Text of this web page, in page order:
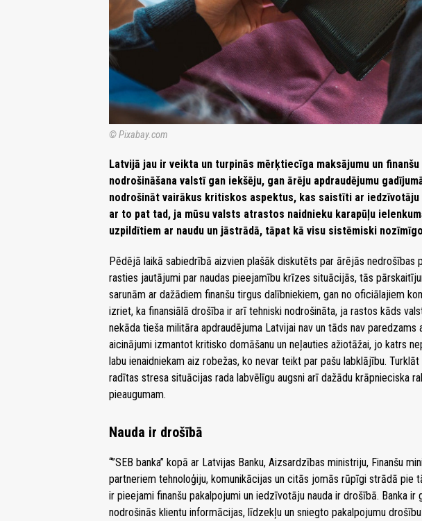
© Pixabay.com
Latvijā jau ir veikta un turpinās mērķtiecīga maksājumu un
nodrošināšana valstī gan iekšēju, gan ārēju apdraudējumu
nodrošināt vairākus kritiskos aspektus, kas saistīti ar iedzīvotāju
ar to pat tad, ja mūsu valsts atrastos naidnieku karapūļu
uzpildītiem ar naudu un jāstrādā, tāpat kā visu sistēmiski
Pēdējā laikā sabiedrībā aizvien plašāk diskutēts par ārējās nedrošības
rasties jautājumi par naudas pieejamību krīzes situācijās, tās
sarunām ar dažādiem finanšu tirgus dalībniekiem, gan no oficiālajiem
izriet, ka finansiālā drošība ir arī tehniski nodrošināta, ja rastos kāds
nekāda tieša militāra apdraudējuma Latvijai nav un tāds nav paredzams
aicinājumi izmantot kritisko domāšanu un neļauties ažiotāžai, jo katrs
labu ienaidniekam aiz robežas, ko nevar teikt par pašu labklājību.
radītas stresa situācijas rada labvēlīgu augsni arī dažādu krāpnieciska
pieaugumam.
Nauda ir drošībā
“”SEB banka” kopā ar Latvijas Banku, Aizsardzības ministriju, Finanšu
partneriem tehnoloģiju, komunikācijas un citās jomās rūpīgi strādā
ir pieejami finanšu pakalpojumi un iedzīvotāju nauda ir drošībā. Banka
nodrošinās klientu informācijas, līdzekļu un sniegto pakalpojumu